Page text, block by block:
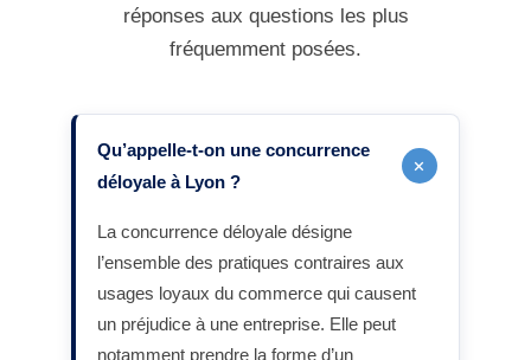
réponses aux questions les plus
fréquemment posées.
Qu’appelle-t-on une concurrence
déloyale à Lyon ?
+
La concurrence déloyale désigne
l’ensemble des pratiques contraires aux
usages loyaux du commerce qui causent
un préjudice à une entreprise. Elle peut
notamment prendre la forme d’un